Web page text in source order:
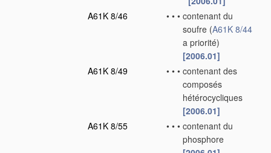
A61K 8/46
• • • contenant du
soufre (A61K 8/44
a priorité)
[2006.01]
A61K 8/49
• • • contenant des
composés
hétérocycliques
[2006.01]
A61K 8/55
• • • contenant du
phosphore